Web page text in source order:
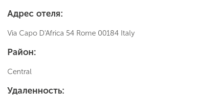
Адрес отеля:
Via Capo D'Africa 54 Rome 00184 Italy
Район:
Central
Удаленность: